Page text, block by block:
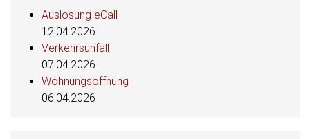
Auslösung eCall
12.04.2026
Verkehrsunfall
07.04.2026
Wohnungsöffnung
06.04.2026